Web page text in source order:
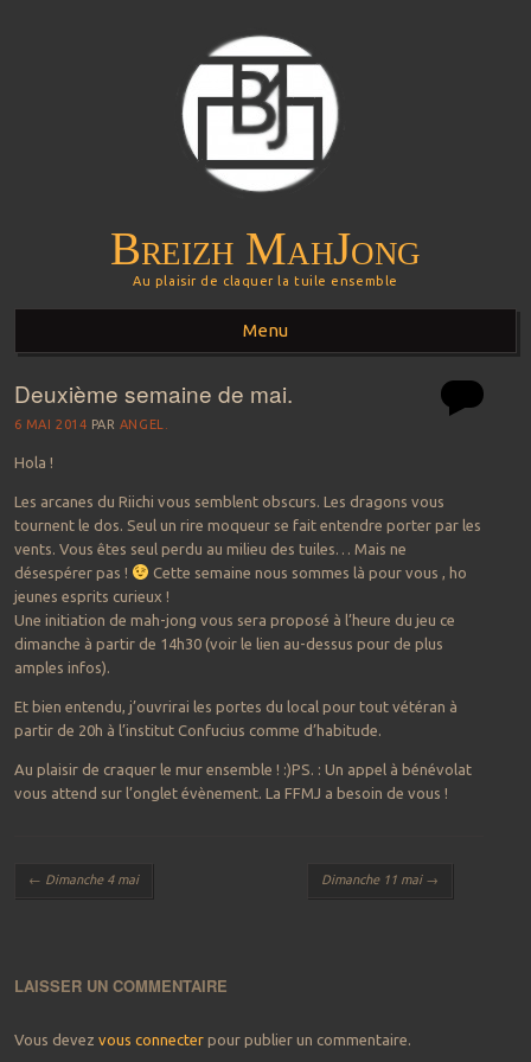
Breizh MahJong
Au plaisir de claquer la tuile ensemble
Menu
Aller au contenu principal
Deuxième semaine de mai.
6 MAI 2014 PAR ANGEL.
Hola !
Les arcanes du Riichi vous semblent obscurs. Les dragons vous
tournent le dos. Seul un rire moqueur se fait entendre porter par les
vents. Vous êtes seul perdu au milieu des tuiles… Mais ne
désespérer pas !
Cette semaine nous sommes là pour vous , ho
jeunes esprits curieux !
Une initiation de mah-jong vous sera proposé à l’heure du jeu ce
dimanche à partir de 14h30 (voir le lien au-dessus pour de plus
amples infos).
Et bien entendu, j’ouvrirai les portes du local pour tout vétéran à
partir de 20h à l’institut Confucius comme d’habitude.
Au plaisir de craquer le mur ensemble ! :)PS. : Un appel à bénévolat
vous attend sur l’onglet évènement. La FFMJ a besoin de vous !
Navigation des articles
← Dimanche 4 mai Dimanche 11 mai →
LAISSER UN COMMENTAIRE
Vous devez vous connecterpour publier un commentaire.